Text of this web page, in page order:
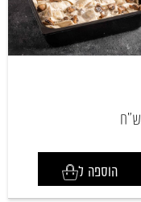
ש"ח
הוספה ל